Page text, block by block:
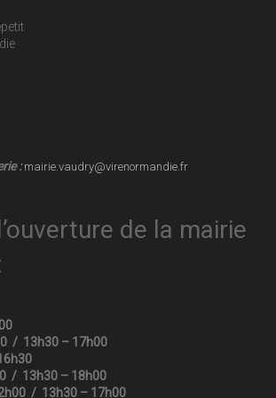
:mairie.vaudry@virenormandie.fr
de la mairie
/ 13h30 – 17h00
/ 13h30 – 18h00
/ 13h30 – 17h00